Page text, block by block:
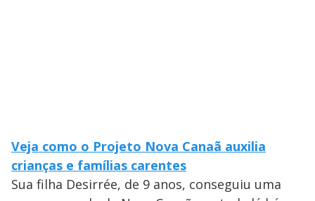
Veja como o Projeto Nova Canaã auxilia
crianças e famílias carentes
Sua filha Desirrée, de 9 anos, conseguiu uma